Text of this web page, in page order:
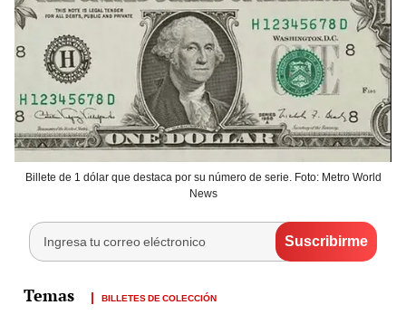
Billete de 1 dólar que destaca por su número de serie. Foto: Metro World
News
BILLETES DE COLECCIÓN